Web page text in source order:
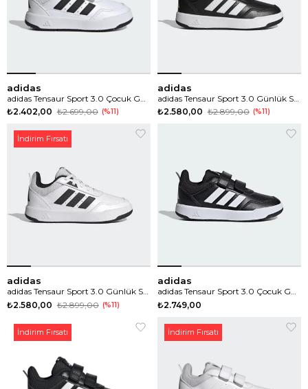
adidas
adidas Tensaur Sport 3.0 Çocuk Günlük Spor Ayakkabı
₺2.402,00 ₺2.699,00 %11
adidas
adidas Tensaur Sport 3.0 Günlük Spor Ayakkabı
₺2.580,00 ₺2.899,00 %11
adidas
adidas Tensaur Sport 3.0 Günlük Spor Ayakkabı
₺2.580,00 ₺2.899,00 %11
İndirim Fırsatı
adidas
adidas Tensaur Sport 3.0 Çocuk Günlük Spor Ayakkabı
₺2.749,00
İndirim Fırsatı İndirim Fırsatı